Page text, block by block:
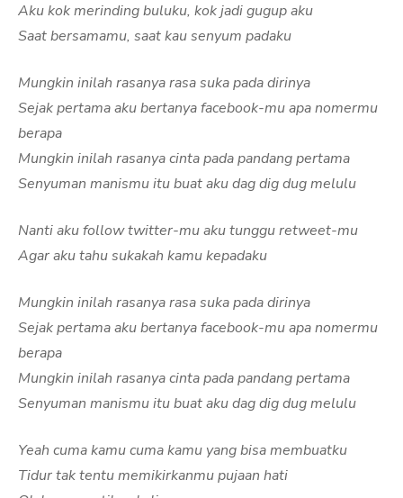
Aku kok merinding buluku, kok jadi gugup aku
Saat bersamamu, saat kau senyum padaku
Mungkin inilah rasanya rasa suka pada dirinya
Sejak pertama aku bertanya facebook-mu apa nomermu
berapa
Mungkin inilah rasanya cinta pada pandang pertama
Senyuman manismu itu buat aku dag dig dug melulu
Nanti aku follow twitter-mu aku tunggu retweet-mu
Agar aku tahu sukakah kamu kepadaku
Mungkin inilah rasanya rasa suka pada dirinya
Sejak pertama aku bertanya facebook-mu apa nomermu
berapa
Mungkin inilah rasanya cinta pada pandang pertama
Senyuman manismu itu buat aku dag dig dug melulu
Yeah cuma kamu cuma kamu yang bisa membuatku
Tidur tak tentu memikirkanmu pujaan hati